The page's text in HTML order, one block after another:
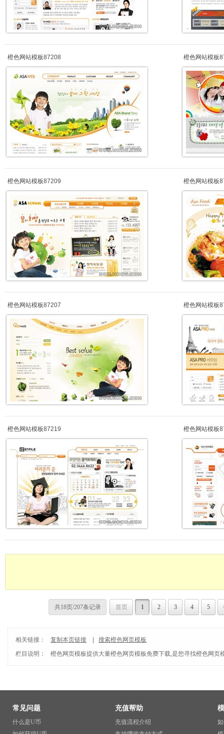
橙色网站模板87208 橙色网站模板
橙色网站模板87209 橙色网站模板
橙色网站模板87207 橙色网站模板
橙色网站模板87219 橙色网站模板
共18页/207条记录 首页 1 2 3 4 5
相关链接： 复制本页链接
搜索橙色网页模板
栏目说明：
橙色网页模板提供大量橙色网页模板免费下载,是您寻找橙色网页
常见问题
什么是U币
充值帮助
充值流程介绍